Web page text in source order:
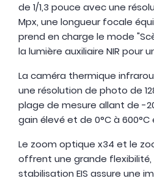
de 1/1,3 pouce avec une
Mpx, une longueur focale
prend en charge le mode
la lumière auxiliaire NIR pour
La caméra thermique
une résolution de photo de
plage de mesure allant de -
gain élevé et de 0°C à
Le zoom optique x34 et le
offrent une grande flexibilité,
stabilisation EIS assure une